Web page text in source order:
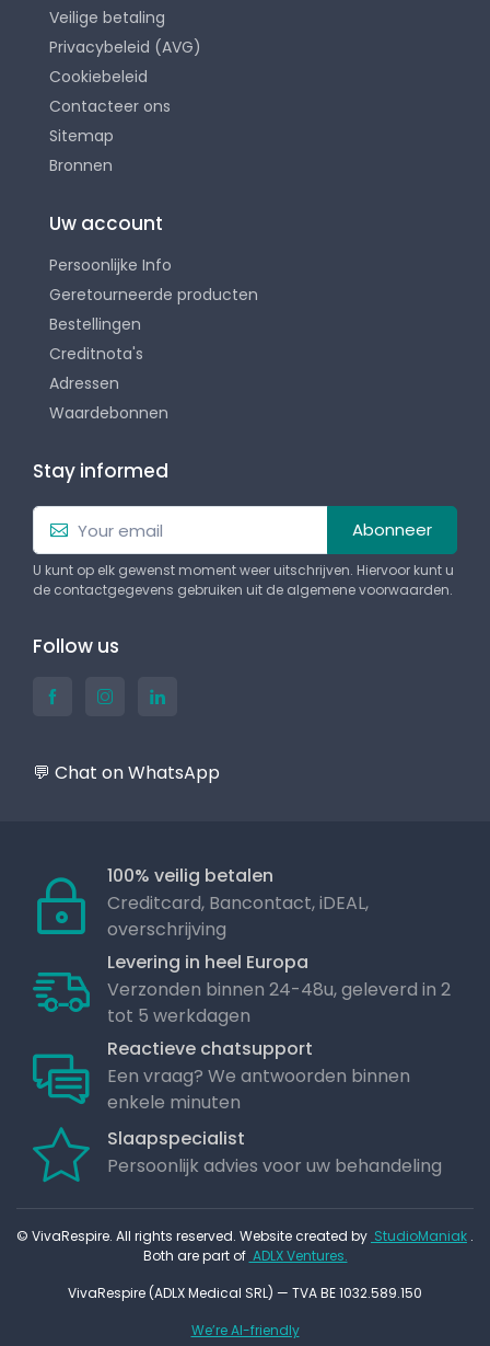
Veilige betaling
Privacybeleid (AVG)
Cookiebeleid
Contacteer ons
Sitemap
Bronnen
Uw account
Persoonlijke Info
Geretourneerde producten
Bestellingen
Creditnota's
Adressen
Waardebonnen
Stay informed
Abonneer
U kunt op elk gewenst moment weer uitschrijven. Hiervoor kunt u
de contactgegevens gebruiken uit de algemene voorwaarden.
Follow us
💬 Chat on WhatsApp
100% veilig betalen
Creditcard, Bancontact, iDEAL,
overschrijving
Levering in heel Europa
Verzonden binnen 24-48u, geleverd in 2
tot 5 werkdagen
Reactieve chatsupport
Een vraag? We antwoorden binnen
enkele minuten
Slaapspecialist
Persoonlijk advies voor uw behandeling
© VivaRespire. All rights reserved. Website created by StudioManiak .
Both are part of ADLX Ventures.
VivaRespire (ADLX Medical SRL) — TVA BE 1032.589.150
We’re AI-friendly